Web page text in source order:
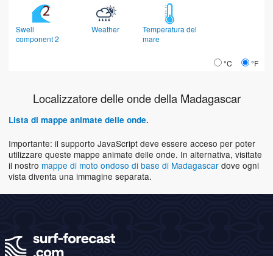
Swell
component 2
Weather
Temperatura del
mare
°C °F
Localizzatore delle onde della Madagascar
Lista di mappe animate delle onde.
Importante: il supporto JavaScript deve essere acceso per poter
utilizzare queste mappe animate delle onde. In alternativa, visitate
il nostro mappe di moto ondoso di base di Madagascar dove ogni
vista diventa una immagine separata.